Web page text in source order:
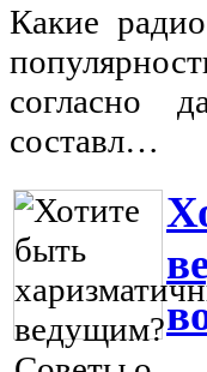
Какие
согласно
составл…